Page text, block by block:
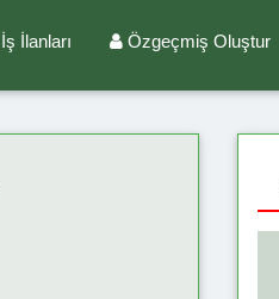
İş İlanları Özgeçmiş Oluştur